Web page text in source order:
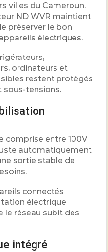
villes du Cameroun.
ND WVR maintient
préserver le bon
électriques.
ordinateurs et
restent protégés
sous-tensions.
comprise entre 100V
automatiquement
sortie stable de
connectés
électrique
le réseau subit des
intégré